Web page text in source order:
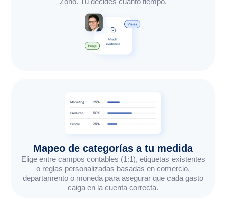
Mapeo de categorías a tu medida
Elige entre campos contables (1:1), etiquetas existentes
o reglas personalizadas basadas en comercio,
departamento o moneda para asegurar que cada gasto
caiga en la cuenta correcta.